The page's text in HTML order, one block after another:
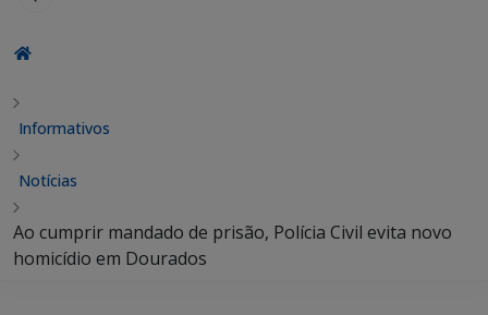
Informativos
Notícias
Ao cumprir mandado de prisão, Polícia Civil evita novo
homicídio em Dourados